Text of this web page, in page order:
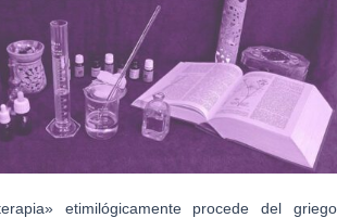
etimilógicamente procede del griego